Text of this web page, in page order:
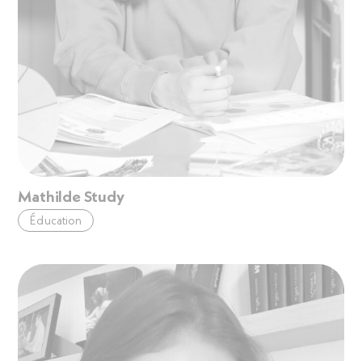
Mathilde Study
Éducation